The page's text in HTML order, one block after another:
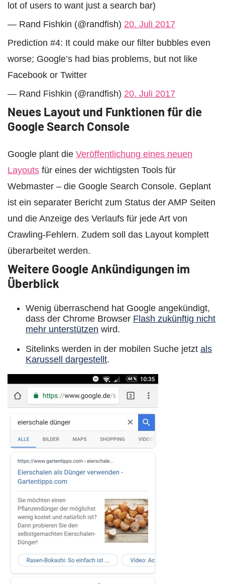
lot of users to want just a search bar)
— Rand Fishkin (@randfish) 20. Juli 2017
Prediction #4: It could make our filter bubbles even
worse; Google’s had bias problems, but not like
Facebook or Twitter
— Rand Fishkin (@randfish) 20. Juli 2017
Neues Layout und Funktionen für die
Google Search Console
Google plant die Veröffentlichung eines neuen
Layouts für eines der wichtigsten Tools für
Webmaster – die Google Search Console. Geplant
ist ein separater Bericht zum Status der AMP Seiten
und die Anzeige des Verlaufs für jede Art von
Crawling-Fehlern. Zudem soll das Layout komplett
überarbeitet werden.
Weitere Google Ankündigungen im
Überblick
Wenig überraschend hat Google angekündigt,
dass der Chrome Browser Flash zukünftig nicht
mehr unterstützen wird.
Sitelinks werden in der mobilen Suche jetzt als
Karussell dargestellt.